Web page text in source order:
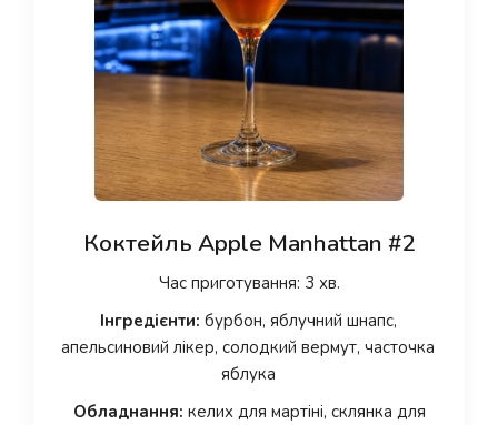
Коктейль Apple Manhattan #2
Час приготування: 3 хв.
Інгредієнти: бурбон, яблучний шнапс,
апельсиновий лікер, солодкий вермут, часточка
яблука
Обладнання: келих для мартіні, склянка для